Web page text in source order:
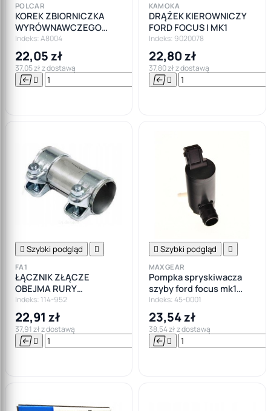
POLCAR
KOREK ZBIORNICZKA
WYRÓWNAWCZEGO
FORD FIESTA ESCORT
Indeks: A8004
22,05 zł
37,05 zł z dostawą
  

KAMOKA
DRĄŻEK KIEROWNICZY
FORD FOCUS I MK1
Indeks: 9020078
22,80 zł
37,80 zł z dostawą
 
 Szybki podgląd 
FA1
ŁĄCZNIK ZŁĄCZE
OBEJMA RURY
WYDECHOWEJ TŁUMIK
50x90
Indeks: 114-952
22,91 zł
37,91 zł z dostawą
  

 Szybki podgląd 
MAXGEAR
Pompka spryskiwacza
szyby ford focus mk1
escort fiesta mondeo
przód + tył
Indeks: 45-0001
23,54 zł
38,54 zł z dostawą
 